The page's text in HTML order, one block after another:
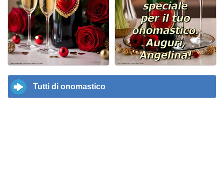
Tutti di onomastico